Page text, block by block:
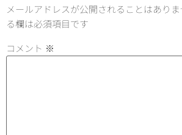
メールアドレスが公開されることはありま
る欄は必須項目です
コメント ※